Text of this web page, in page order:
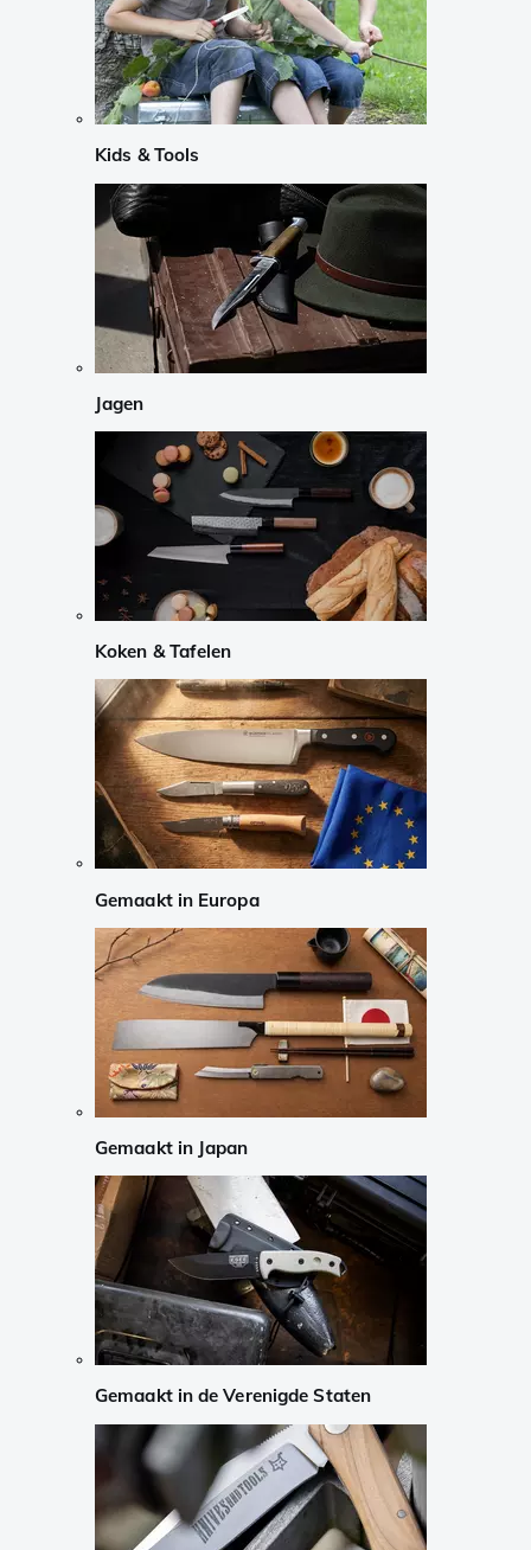
Kids & Tools
Jagen
Koken & Tafelen
Gemaakt in Europa
Gemaakt in Japan
Gemaakt in de Verenigde Staten